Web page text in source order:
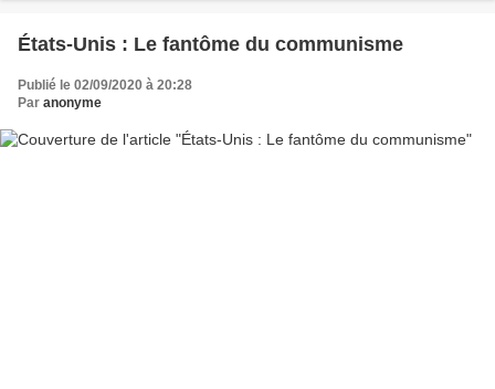
États-Unis : Le fantôme du communisme
Publié le 02/09/2020 à 20:28
Par anonyme